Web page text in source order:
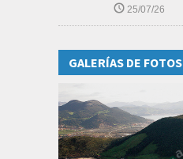
25/07/26
GALERÍAS DE FOTOS